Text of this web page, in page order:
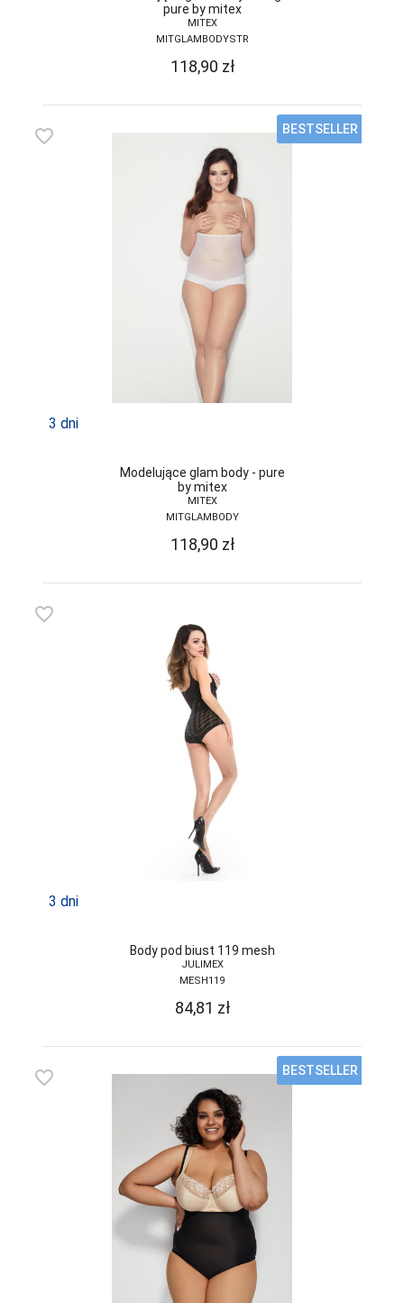
pure by mitex
MITEX
MITGLAMBODYSTR
118,90 zł
favorite_border BESTSELLER
3 dni
Modelujące glam body - pure
by mitex
MITEX
MITGLAMBODY
118,90 zł
favorite_border
3 dni
Body pod biust 119 mesh
JULIMEX
MESH119
84,81 zł
favorite_border BESTSELLER